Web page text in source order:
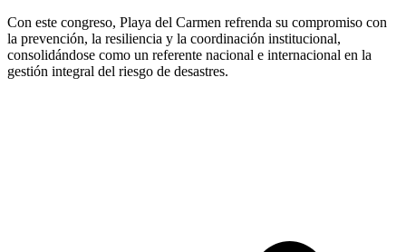
Con este congreso, Playa del Carmen refrenda su compromiso con
la prevención, la resiliencia y la coordinación institucional,
consolidándose como un referente nacional e internacional en la
gestión integral del riesgo de desastres.